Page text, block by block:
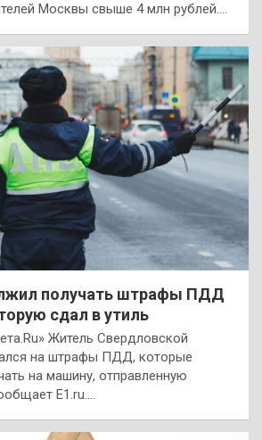
Москвы свыше 4 млн рублей.…
получать штрафы ПДД
сдал в утиль
Житель Свердловской
на штрафы ПДД, которые
на машину, отправленную
Е1.ru.…